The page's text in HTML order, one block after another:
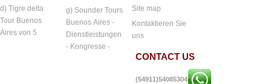
d) Tigre delta
Tour Buenos
Aires von 5
g) Sounder Tours
Buenos Aires -
Dienstleistungen
- Kongresse -
Site map
Kontaktieren Sie
uns
CONTACT US
(54911)54085304